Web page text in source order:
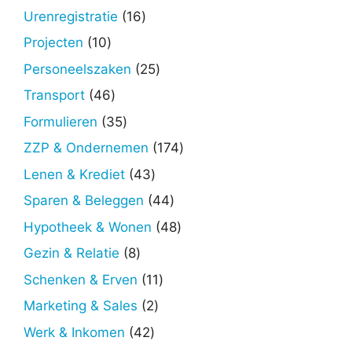
producten
Urenregistratie 1616
Projecten 1010
producten
Personeelszaken 2525
Transport 4646
producten
Formulieren 3535
producten
ZZP & Ondernemen 174174
Lenen & Krediet 4343
producten
Sparen & Beleggen 4444
producten
Hypotheek & Wonen 4848
Gezin & Relatie 88
producten
Schenken & Erven 1111
Marketing & Sales 22
Werk & Inkomen 4242